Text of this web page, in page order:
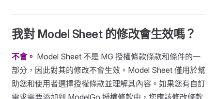
我對 Model Sheet 的修改會生效嗎？
不會。 Model Sheet 不是 MG 授權條款條款和條件的一
部分，因此對其的修改不會生效。Model Sheet 僅用於幫
助您和使用者選擇授權條款並理解其內容。如果您有自訂
需求需要添加到 ModelGo 授權條款中，您應該修改條款